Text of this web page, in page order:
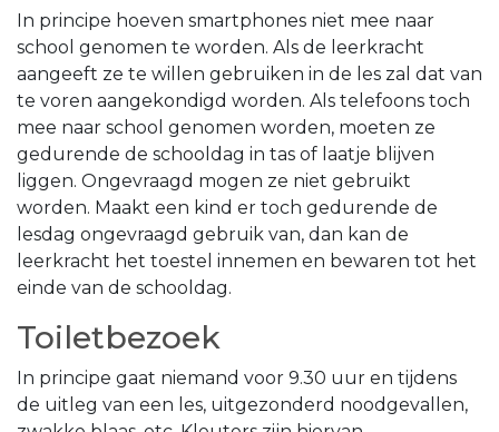
In principe hoeven smartphones niet mee naar
school genomen te worden. Als de leerkracht
aangeeft ze te willen gebruiken in de les zal dat van
te voren aangekondigd worden. Als telefoons toch
mee naar school genomen worden, moeten ze
gedurende de schooldag in tas of laatje blijven
liggen. Ongevraagd mogen ze niet gebruikt
worden. Maakt een kind er toch gedurende de
lesdag ongevraagd gebruik van, dan kan de
leerkracht het toestel innemen en bewaren tot het
einde van de schooldag.
Toiletbezoek
In principe gaat niemand voor 9.30 uur en tijdens
de uitleg van een les, uitgezonderd noodgevallen,